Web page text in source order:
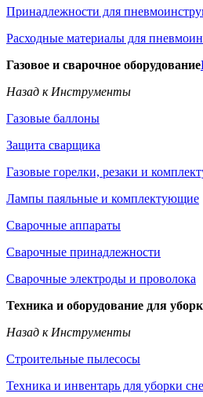
Принадлежности для
Расходные материалы для
Газовое и сварочное оборудование
Назад к Инструменты
Газовые баллоны
Защита сварщика
Газовые горелки, резаки и
Лампы паяльные и комплектующие
Сварочные аппараты
Сварочные принадлежности
Сварочные электроды и проволока
Техника и оборудование для
Назад к Инструменты
Строительные пылесосы
Техника и инвентарь для уборки